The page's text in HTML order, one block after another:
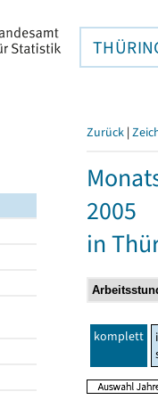
Zurück |
2005
in
komplett